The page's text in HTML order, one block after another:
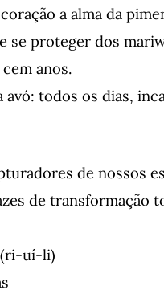
a alma da
proteger dos
anos.
todos os dias,
de nossos
de transformação
(ri-uí-li)